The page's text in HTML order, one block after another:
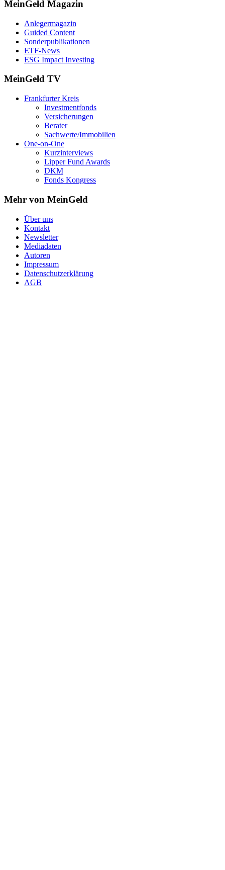
MeinGeld Magazin
Anlegermagazin
Guided Content
Sonderpublikationen
ETF-News
ESG Impact Investing
MeinGeld TV
Frankfurter Kreis
Investmentfonds
Versicherungen
Berater
Sachwerte/Immobilien
One-on-One
Kurzinterviews
Lipper Fund Awards
DKM
Fonds Kongress
Mehr von MeinGeld
Über uns
Kontakt
Newsletter
Mediadaten
Autoren
Impressum
Datenschutzerklärung
AGB